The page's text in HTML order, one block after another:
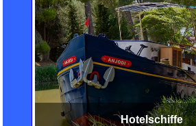
Hotelschiffe